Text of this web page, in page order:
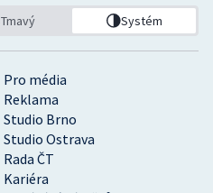
Pro média
Reklama
Studio Brno
Studio Ostrava
Rada ČT
Kariéra
Tmavý Systém